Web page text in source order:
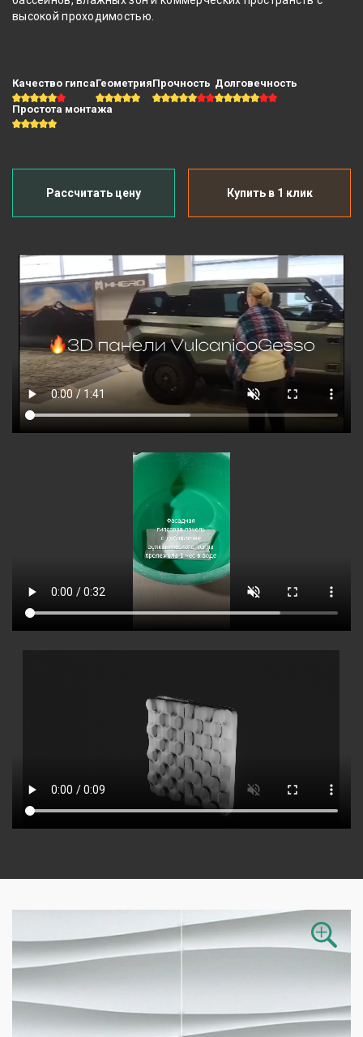
Качество гипсаГеометрияПрочность Долговечность
Простота монтажа
высокой проходимостью.
Рассчитать цену Купить в 1 клик